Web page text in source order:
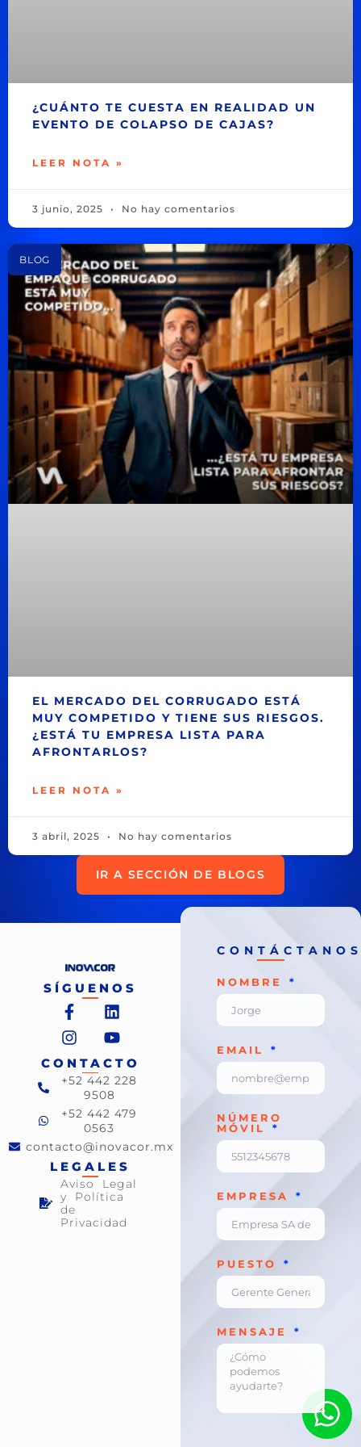
¿CUÁNTO TE CUESTA EN REALIDAD UN
EVENTO DE COLAPSO DE CAJAS?
LEER NOTA »
3 junio, 2025 No hay comentarios
BLOG
EL MERCADO DEL CORRUGADO ESTÁ
MUY COMPETIDO Y TIENE SUS RIESGOS.
¿ESTÁ TU EMPRESA LISTA PARA
AFRONTARLOS?
LEER NOTA »
3 abril, 2025 No hay comentarios
IR A SECCIÓN DE BLOGS
SÍGUENOS
CONTACTO
+52 442 228
9508
+52 442 479
0563
contacto@inovacor.mx
LEGALES
Aviso Legal
y Política
de
Privacidad
NOMBRE
EMAIL
NÚMERO
MÓVIL
EMPRESA
PUESTO
MENSAJE